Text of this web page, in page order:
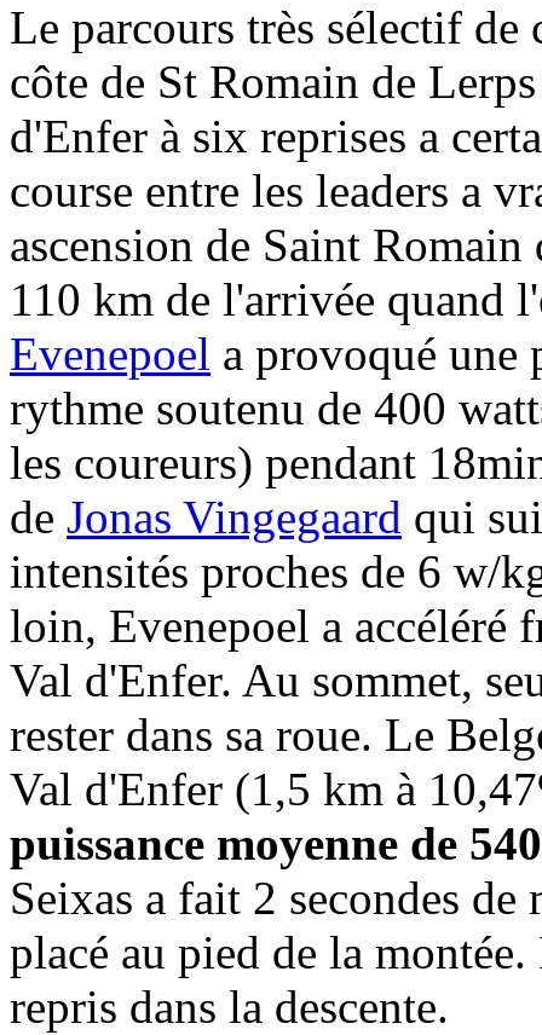
Le parcours très sélectif de
côte de St Romain de
d'Enfer à six reprises a
course entre les leaders a
ascension de Saint
110 km de l'arrivée quand
Evenepoel a provoqué une
rythme soutenu de 400
les coureurs) pendant
de Jonas Vingegaard qui
intensités proches de 6 w/
loin, Evenepoel a accéléré
Val d'Enfer. Au sommet,
rester dans sa roue. Le
Val d'Enfer (1,5 km à
puissance moyenne de
Seixas a fait 2 secondes
placé au pied de la
repris dans la descente.